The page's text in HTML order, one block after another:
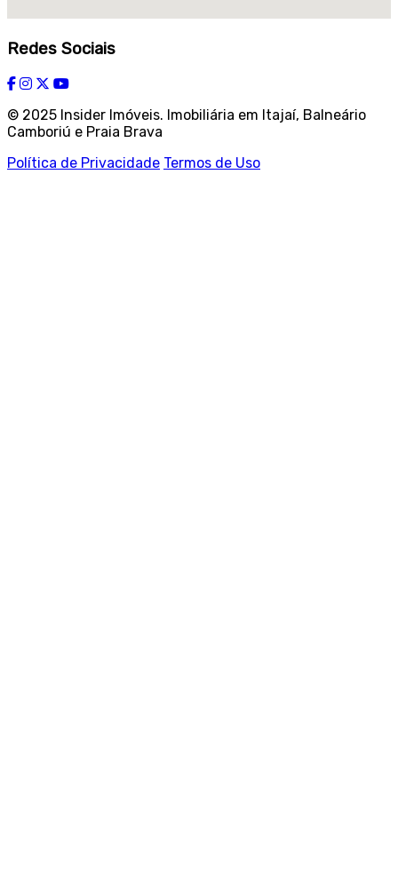
Redes Sociais
© 2025 Insider Imóveis. Imobiliária em Itajaí, Balneário
Camboriú e Praia Brava
Política de Privacidade Termos de Uso